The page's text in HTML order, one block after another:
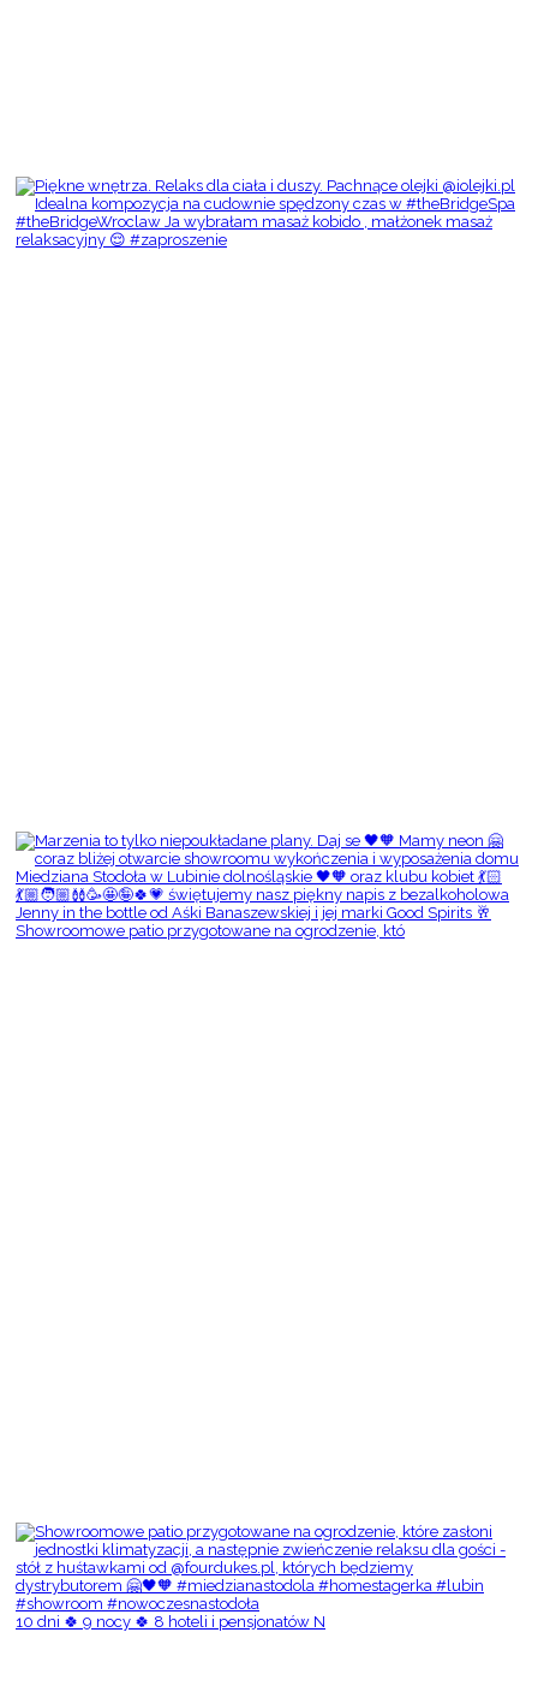
Showroomowe patio przygotowane na ogrodzenie, któ
10 dni 🍀 9 nocy 🍀 8 hoteli i pensjonatów N